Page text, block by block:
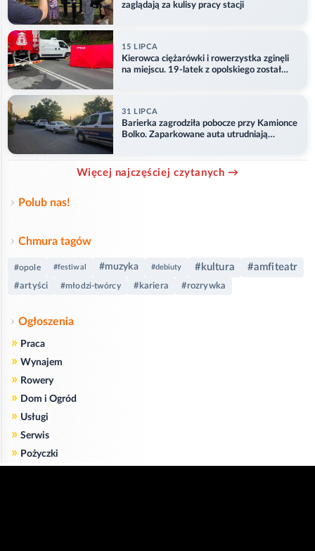
zaglądają za kulisy pracy stacji
15 LIPCA
Kierowca ciężarówki i rowerzystka zginęli
na miejscu. 19-latek z opolskiego został
31 LIPCA
Barierka zagrodziła pobocze przy Kamionce
Bolko. Zaparkowane auta utrudniają
Więcej najczęściej czytanych →
Polub nas!
Chmura tagów
#opole #festiwal #muzyka #debiuty #kultura #amfiteatr
#artyści #młodzi-twórcy #kariera #rozrywka
Ogłoszenia
» Praca
» Wynajem
» Rowery
» Dom i Ogród
» Usługi
» Serwis
» Pożyczki